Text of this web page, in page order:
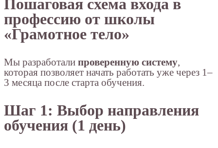
Пошаговая схема входа в
профессию от школы
«Грамотное тело»
Мы разработали проверенную систему,
которая позволяет начать работать уже через 1–
3 месяца после старта обучения.
Шаг 1: Выбор направления
обучения (1 день)